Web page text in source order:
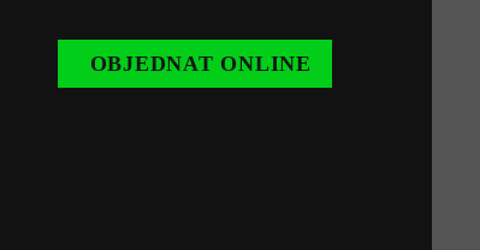
OBJEDNAT ONLINE